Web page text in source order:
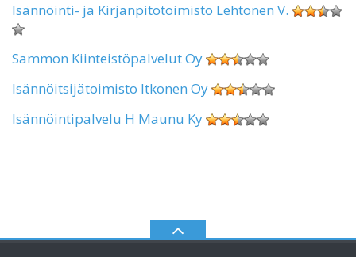
Isännöinti- ja Kirjanpitotoimisto Lehtonen V.
Sammon Kiinteistöpalvelut Oy
Isännöitsijätoimisto Itkonen Oy
Isännöintipalvelu H Maunu Ky